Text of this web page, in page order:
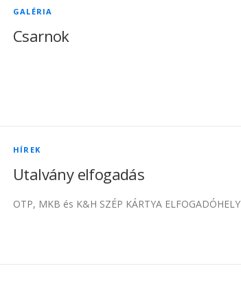
GALÉRIA
Csarnok
HÍREK
Utalvány elfogadás
OTP, MKB és K&H SZÉP KÁRTYA ELFOGADÓHELY